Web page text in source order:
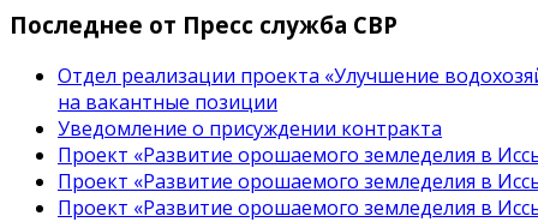
Последнее от Пресс служба СВР
Отдел реализации проекта «Улучшение
на вакантные позиции
Уведомление о присуждении контракта
Проект «Развитие орошаемого земледелия в
Проект «Развитие орошаемого земледелия в
Проект «Развитие орошаемого земледелия в